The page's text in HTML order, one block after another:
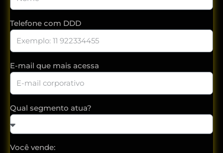
Telefone com DDD
E-mail que mais acessa
Qual segmento atua?
Você vende: